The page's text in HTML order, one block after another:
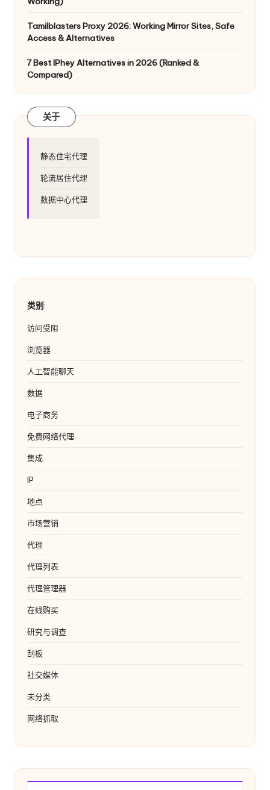
Tamilblasters Proxy 2026: Working Mirror Sites, Safe
Access & Alternatives
7 Best IPhey Alternatives in 2026 (Ranked &
Compared)
关于
静态住宅代理
轮流居住代理
数据中心代理
类别 :
访问受阻
浏览器
人工智能聊天
数据
电子商务
免费网络代理
集成
IP
地点
市场营销
代理
代理列表
代理管理器
在线购买
研究与调查
刮板
社交媒体
未分类
网络抓取